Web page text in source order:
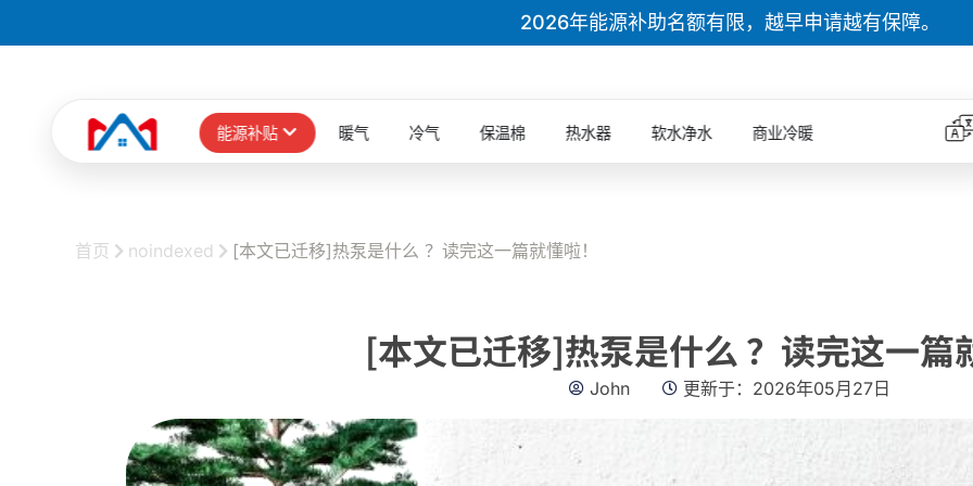
2026年能源补助名额有限，越早申请越有保障。
能源补贴 暖气 冷气 保温棉 热水器 软水净水 商业冷暖
首页 noindexed [本文已迁移]热泵是什么 ？读完这一篇就懂啦！
[本文已迁移]热泵是什么 ？读完这一篇
John 更新于： 2026年05月27日